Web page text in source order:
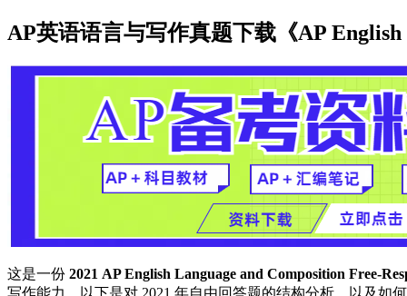
AP英语语言与写作真题下载《AP English
这是一份 2021 AP English Language and Composition Free-
写作能力。以下是对 2021 年自由回答题的结构分析，以及如